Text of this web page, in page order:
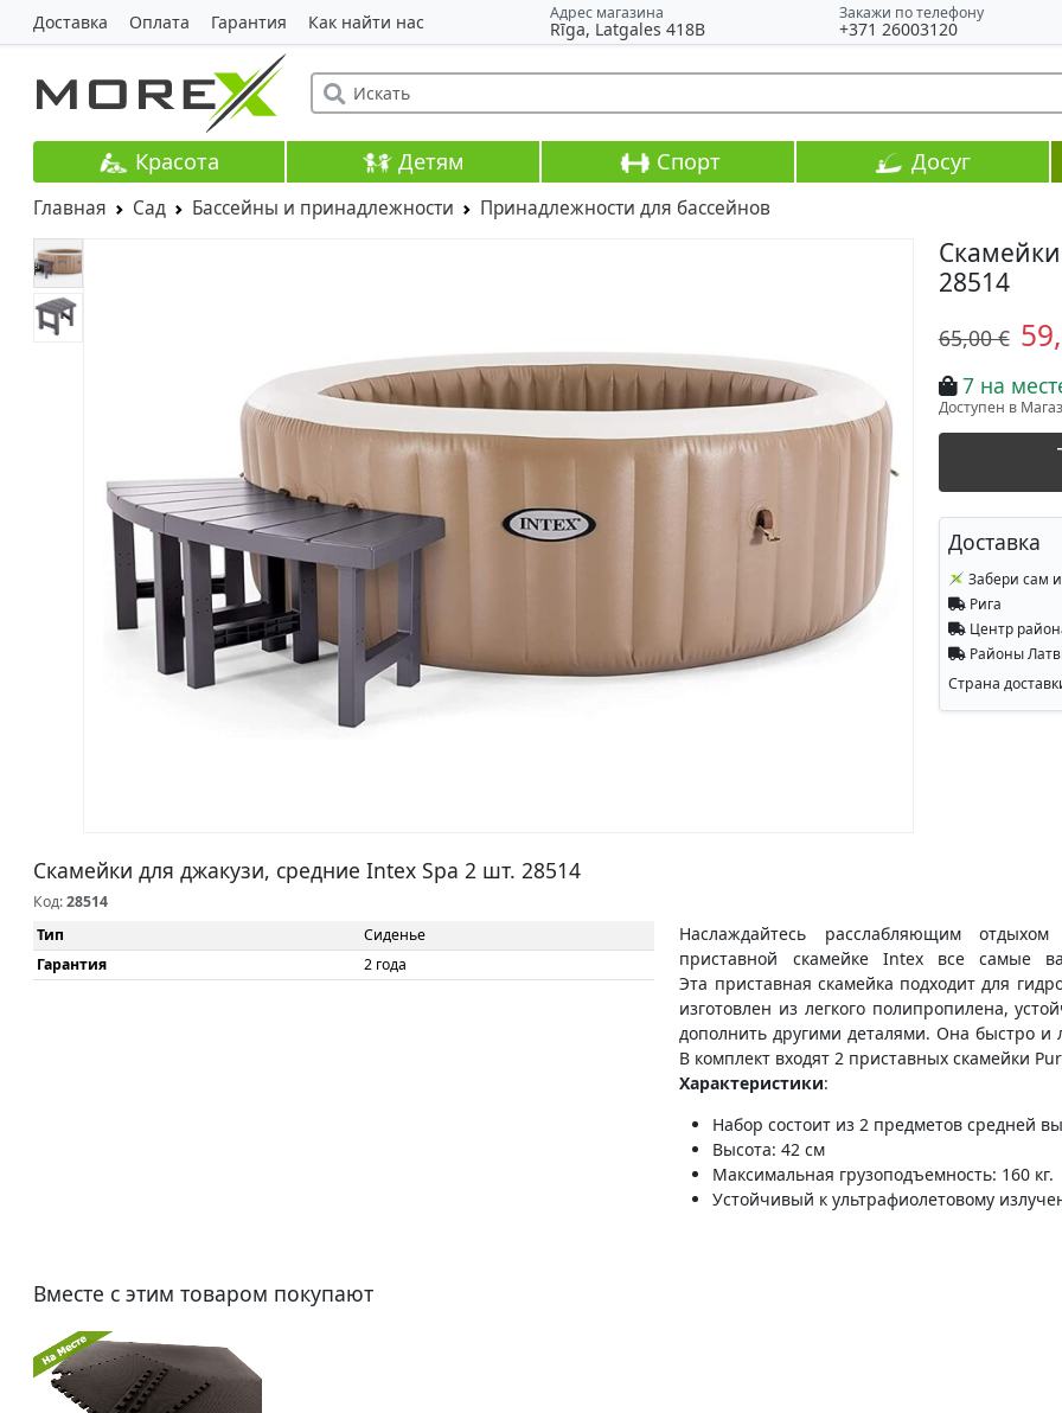
Доставка Оплата Гарантия Как найти нас Адрес магазина
Rīga, Latgales 418B
Закажи по телефону
+371 26003120
Красота Детям Спорт Досуг
Главная Сад Бассейны и принадлежности Принадлежности для бассейнов
28514
65,00 €
7 на
Доступен в
Доставка
Забери сам
Рига
Центр
Районы
Страна
Cкамейки для джакузи, средние Intex Spa 2 шт. 28514
Код:28514
Тип
Сиденье
Гарантия
2 года
Наслаждайтесь расслабляющим
приставной скамейке Intex все самые
Эта приставная скамейка подходит для
изготовлен из легкого полипропилена,
дополнить другими деталями. Она быстро и
В комплект входят 2 приставных скамейки
Характеристики:
Набор состоит из 2 предметов средней
Высота: 42 см
Максимальная грузоподъемность: 160 кг.
Устойчивый к ультрафиолетовому
Вместе с этим товаром покупают